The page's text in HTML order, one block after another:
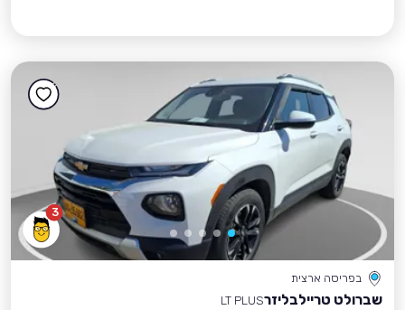
3
בפריסה ארצית
שברולט טריילבליזרLT PLUS